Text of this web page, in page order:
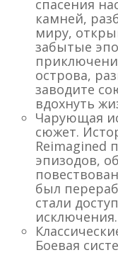
спасения
камней,
миру,
забытые
острова,
заводите
вдохнуть
Чарующая
сюжет.
Reimagined
эпизодов,
был
стали
исключения.
Боевая